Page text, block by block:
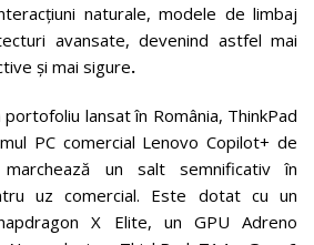
naturale, modele de limbaj
avansate, devenind astfel mai
și mai sigure.
lansat în România, ThinkPad
PC comercial Lenovo Copilot+ de
un salt semnificativ în
uz comercial. Este dotat cu un
X Elite, un GPU Adreno